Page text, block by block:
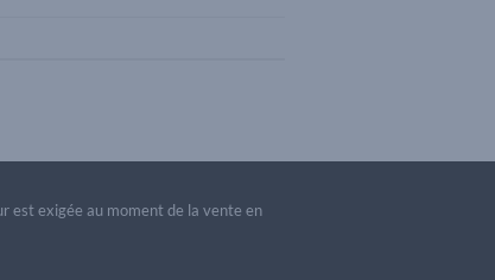
est exigée au moment de la vente en